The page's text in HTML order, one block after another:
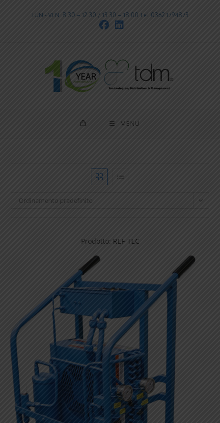
LUN - VEN: 8:30 – 12:30 / 13:30 – 18:00 Tel: 0362 1794873
MENU
Ordinamento predefinito
Prodotto: REF-TEC